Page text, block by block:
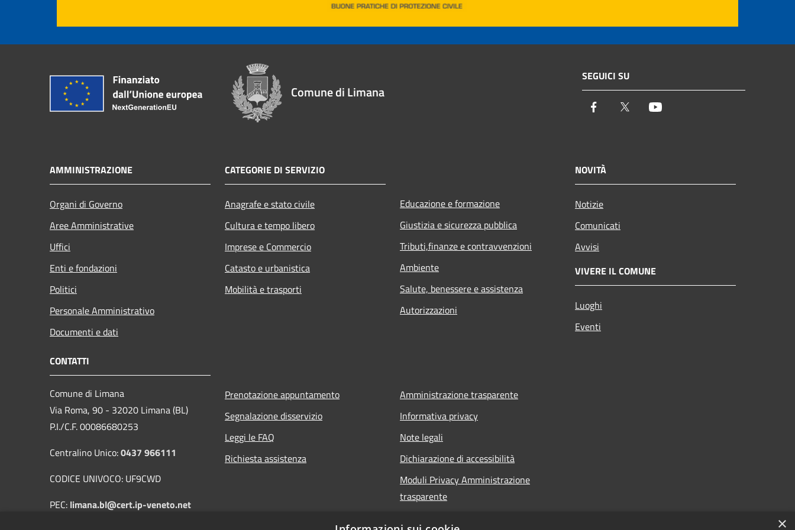
Comune di Limana
SEGUICI SU
Facebook Twitter
AMMINISTRAZIONE
Organi di Governo
Aree Amministrative
Uffici
Enti e fondazioni
Politici
Personale Amministrativo
Documenti e dati
CATEGORIE DI SERVIZIO
Anagrafe e stato civile
Cultura e tempo libero
Imprese e Commercio
Catasto e urbanistica
Mobilità e trasporti
Educazione e formazione
Giustizia e sicurezza pubblica
Tributi,finanze e contravvenzioni
Ambiente
Salute, benessere e assistenza
Autorizzazioni
NOVITÀ
Notizie
Comunicati
Avvisi
VIVERE IL COMUNE
Luoghi
Eventi
CONTATTI
Comune di Limana
Via Roma, 90 - 32020 Limana (BL)
P.I./C.F. 00086680253
Centralino Unico:0437 966111
CODICE UNIVOCO: UF9CWD
PEC: limana.bl@cert.ip-veneto.net
Prenotazione appuntamento
Segnalazione disservizio
Leggi le FAQ
Richiesta assistenza
Amministrazione trasparente
Informativa privacy
Note legali
Dichiarazione di accessibilità
Moduli Privacy Amministrazione
trasparente
×